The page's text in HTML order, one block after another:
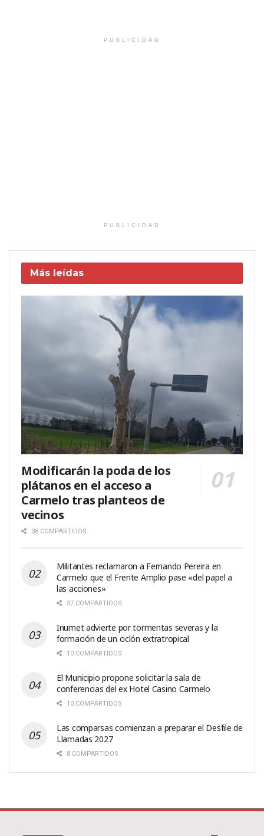
PUBLICIDAD
PUBLICIDAD
Más leídas
Modificarán la poda de los
plátanos en el acceso a
Carmelo tras planteos de
vecinos
38 COMPARTIDOS
Militantes reclamaron a Fernando Pereira en
Carmelo que el Frente Amplio pase «del papel a
las acciones»
37 COMPARTIDOS
Inumet advierte por tormentas severas y la
formación de un ciclón extratropical
10 COMPARTIDOS
El Municipio propone solicitar la sala de
conferencias del ex Hotel Casino Carmelo
10 COMPARTIDOS
Las comparsas comienzan a preparar el Desfile de
Llamadas 2027
8 COMPARTIDOS